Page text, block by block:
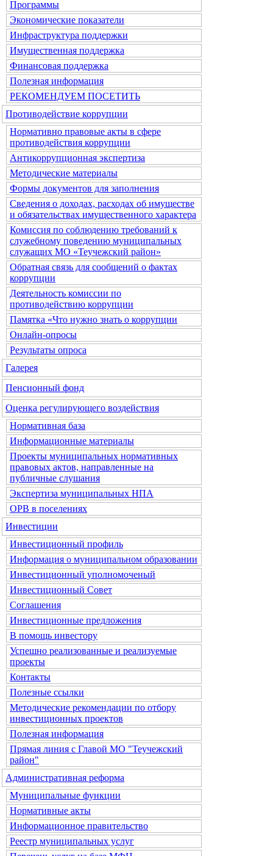
Программы
Экономические показатели
Инфраструктура поддержки
Имущественная поддержка
Финансовая поддержка
Полезная информация
РЕКОМЕНДУЕМ ПОСЕТИТЬ
Противодействие коррупции
Нормативно правовые акты в сфере
противодействия коррупции
Антикоррупционная экспертиза
Методические материалы
Формы документов для заполнения
Сведения о доходах, расходах об имуществе
и обязательствах имущественного характера
Комиссия по соблюдению требований к
служебному поведению муниципальных
служащих МО «Теучежский район»
Обратная связь для сообщений о фактах
коррупции
Деятельность комиссии по
противодействию коррупции
Памятка «Что нужно знать о коррупции
Онлайн-опросы
Результаты опроса
Галерея
Пенсионный фонд
Оценка регулирующего воздействия
Нормативная база
Информационные материалы
Проекты муниципальных нормативных
правовых актов, направленные на
публичные слушания
Экспертиза муниципальных НПА
ОРВ в поселениях
Инвестиции
Инвестиционный профиль
Информация о муниципальном образовании
Инвестиционный уполномоченый
Инвестиционный Совет
Соглашения
Инвестиционные предложения
В помощь инвестору
Успешно реализованные и реализуемые
проекты
Контакты
Полезные ссылки
Методические рекомендации по отбору
инвестиционных проектов
Полезная информация
Прямая линия с Главой МО "Теучежский
район"
Административная реформа
Муниципальные функции
Нормативные акты
Информационное правительство
Реестр муниципальных услуг